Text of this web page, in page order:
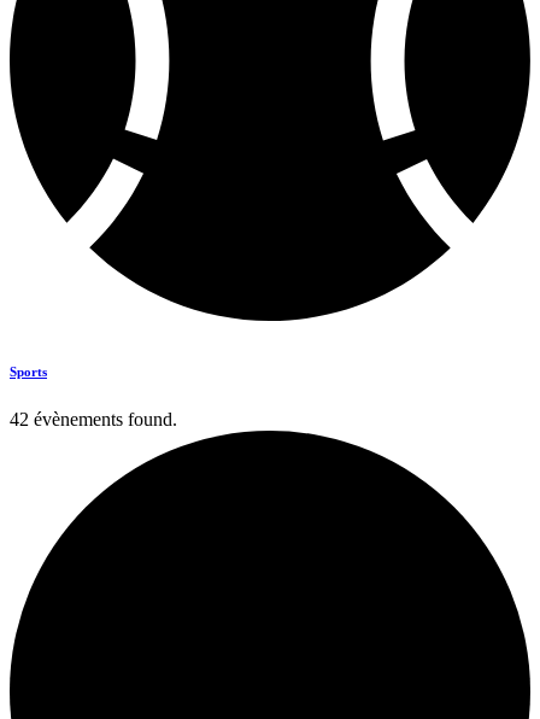
Sports
42 évènements found.